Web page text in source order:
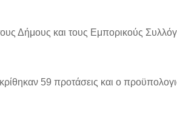
Δήμους και τους Εμπορικούς
59 προτάσεις και ο